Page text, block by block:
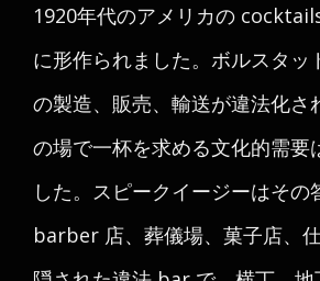
1920年代のアメリカの
に形作られました。ボルスタッ
の製造、販売、輸送が違法化さ
の場で一杯を求める文化的需要
した。スピークイージーはその
barber 店、葬儀場、菓子店、